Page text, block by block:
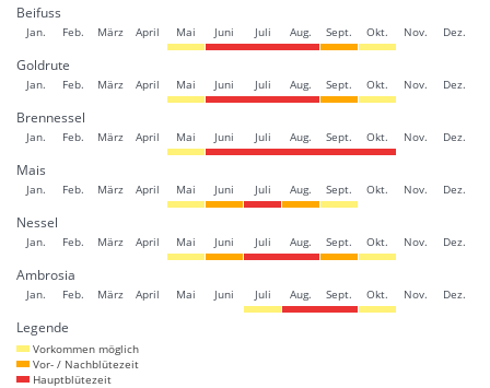
Beifuss
Jan. Feb. März April Mai Juni Juli Aug. Sept. Okt. Nov. Dez.
Goldrute
Jan. Feb. März April Mai Juni Juli Aug. Sept. Okt. Nov. Dez.
Brennessel
Jan. Feb. März April Mai Juni Juli Aug. Sept. Okt. Nov. Dez.
Mais
Jan. Feb. März April Mai Juni Juli Aug. Sept. Okt. Nov. Dez.
Nessel
Jan. Feb. März April Mai Juni Juli Aug. Sept. Okt. Nov. Dez.
Ambrosia
Jan. Feb. März April Mai Juni Juli Aug. Sept. Okt. Nov. Dez.
Legende
Vorkommen möglich
Vor- / Nachblütezeit
Hauptblütezeit